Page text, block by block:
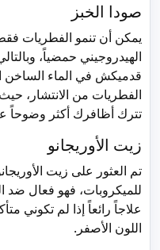
صودا الخبز
يمكن أن تنمو الفطريات
الهيدروجيني حمضياً،
قدميكش في الماء الساخن
الفطريات من الانتشار،
تترك أظافرك أكثر وضوحاً
زيت الأوريجانو
تم العثور على زيت
للميكروبات، فهو فعال ضد
علاجاً رائعاً إذا لم تكوني
اللون الأصفر.